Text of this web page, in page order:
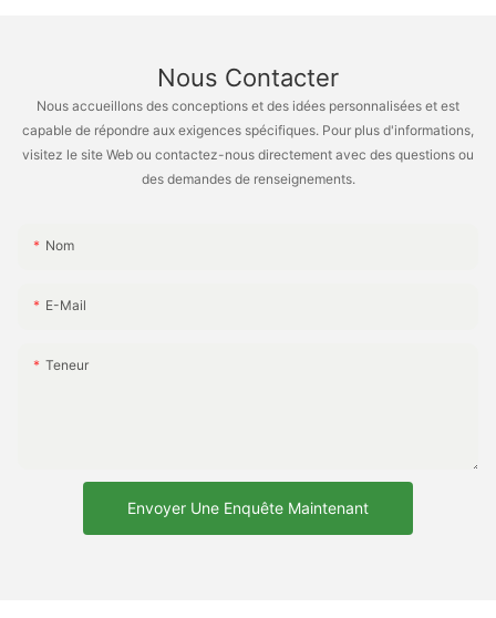
Nous Contacter
Nous accueillons des conceptions et des idées personnalisées et est
capable de répondre aux exigences spécifiques. Pour plus d'informations,
visitez le site Web ou contactez-nous directement avec des questions ou
des demandes de renseignements.
Nom
E-Mail
Teneur
Envoyer Une Enquête Maintenant